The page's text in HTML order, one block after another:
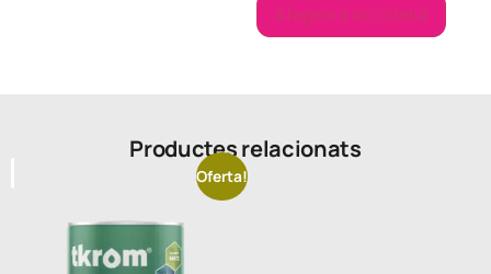
Afegeix a la cistella
Productes relacionats
Oferta!